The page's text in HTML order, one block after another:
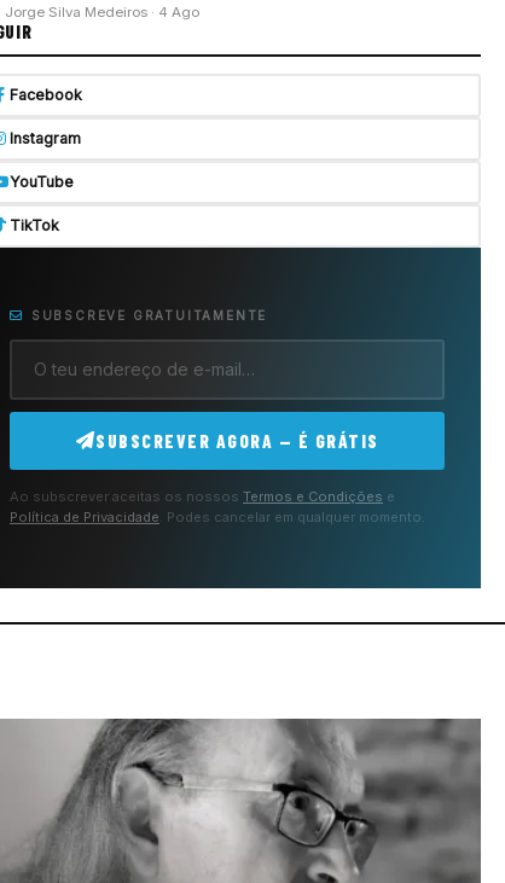
Jorge Silva Medeiros · 4 Ago
Facebook
Instagram
YouTube
TikTok
SUBSCREVE GRATUITAMENTE
SUBSCREVER AGORA — É GRÁTIS
Ao subscrever aceitas os nossos Termos e Condições e
Política de Privacidade . Podes cancelar em qualquer momento.